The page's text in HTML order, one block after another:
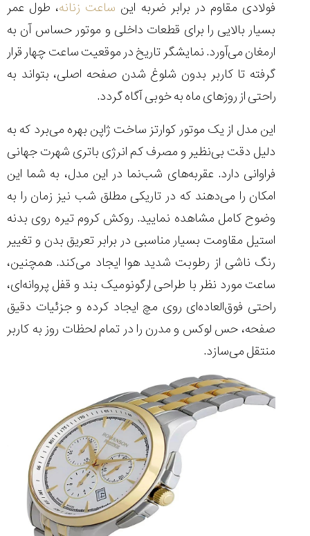
فولادی مقاوم در برابر ضربه این ساعت زنانه، طول عمر
بسیار بالایی را برای قطعات داخلی و موتور حساس آن به
ارمغان می‌آورد. نمایشگر تاریخ در موقعیت ساعت چهار قرار
گرفته تا کاربر بدون شلوغ شدن صفحه اصلی، بتواند به
راحتی از روزهای ماه به ‌خوبی آگاه گردد.
این مدل از یک موتور کوارتز ساخت ژاپن بهره می‌برد که به
دلیل دقت بی‌نظیر و مصرف کم انرژی باتری شهرت جهانی
فراوانی دارد. عقربه‌های شب‌نما در این مدل، به شما این
امکان را می‌دهند که در تاریکی مطلق شب نیز زمان را به
وضوح کامل مشاهده نمایید. روکش کروم تیره روی بدنه
استیل مقاومت بسیار مناسبی در برابر تعریق بدن و تغییر
رنگ ناشی از رطوبت شدید هوا ایجاد می‌کند. همچنین،
ساعت مورد نظر با طراحی ارگونومیک بند و قفل پروانه‌ای،
راحتی فوق‌العاده‌ای روی مچ ایجاد کرده و جزئیات دقیق
صفحه، حس لوکس و مدرن را در تمام لحظات روز به کاربر
منتقل می‌سازد.